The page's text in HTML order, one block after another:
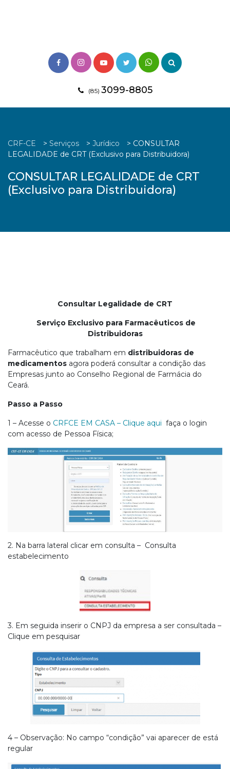
(85) 3099-8805
CRF-CE > Serviços > Jurídico > CONSULTAR
LEGALIDADE de CRT (Exclusivo para Distribuidora)
CONSULTAR LEGALIDADE de CRT
(Exclusivo para Distribuidora)
Consultar Legalidade de CRT
Serviço Exclusivo para Farmacêuticos de
Distribuidoras
Farmacêutico que trabalham em distribuidoras de
medicamentos agora poderá consultar a condição das
Empresas junto ao Conselho Regional de Farmácia do
Ceará.
Passo a Passo
1 – Acesse o CRFCE EM CASA – Clique aqui faça o login
com acesso de Pessoa Física;
2. Na barra lateral clicar em consulta – Consulta
estabelecimento
3. Em seguida inserir o CNPJ da empresa a ser consultada –
Clique em pesquisar
4 – Observação: No campo “condição” vai aparecer de está
regular